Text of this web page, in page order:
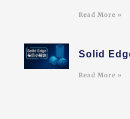
Read More »
Solid
Read More »